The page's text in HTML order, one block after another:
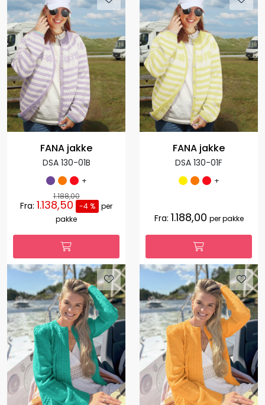
FANA jakke
DSA 130-01B
+
1.188,00
Fra: 1.138,50 -4 % per
pakke
FANA jakke
DSA 130-01F
+
Fra: 1.188,00 per pakke